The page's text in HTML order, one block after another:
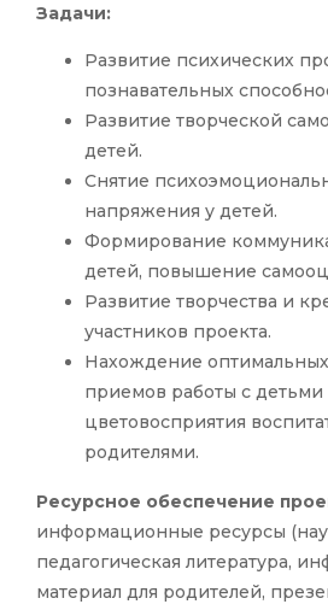
Задачи:
Развитие психических
познавательных
Развитие творческой
детей.
Снятие
напряжения у детей.
Формирование
детей, повышение
Развитие творчества и
участников проекта.
Нахождение
приемов работы с
цветовосприятия
родителями.
Ресурсное обеспечение
информационные ресурсы
педагогическая литература,
материал для родителей,